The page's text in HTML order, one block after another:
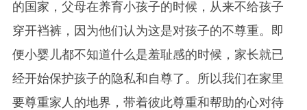
的国家，父母在养育小孩子的时候，从来不给孩子
穿开裆裤，因为他们认为这是对孩子的不尊重。即
便小婴儿都不知道什么是羞耻感的时候，家长就已
经开始保护孩子的隐私和自尊了。所以我们在家里
要尊重家人的地界，带着彼此尊重和帮助的心对待